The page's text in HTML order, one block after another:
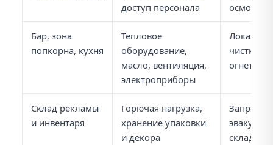
доступ персонала
осмотра
Бар, зона
попкорна, кухня
Тепловое
оборудование,
масло, вентиляция,
электроприборы
чистка
Склад рекламы
и инвентаря
Горючая нагрузка,
хранение упаковки
и декора
Запрет